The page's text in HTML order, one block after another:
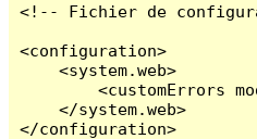
<!-- Fichier de
<configuration>
    <system.web>
<customErrors
    </system.web>
</configuration>